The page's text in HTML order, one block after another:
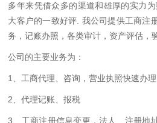
多年来凭借众多的渠道和雄厚的实力
大客户的一致好评. 我公司提供工商注
务，记账办照，各类审计，资产评估，
公司的主要业务为：
1、工商代理、咨询，营业执照快速办理
2、代理记账、报税
3、工商注册信息变更，法人、注册地